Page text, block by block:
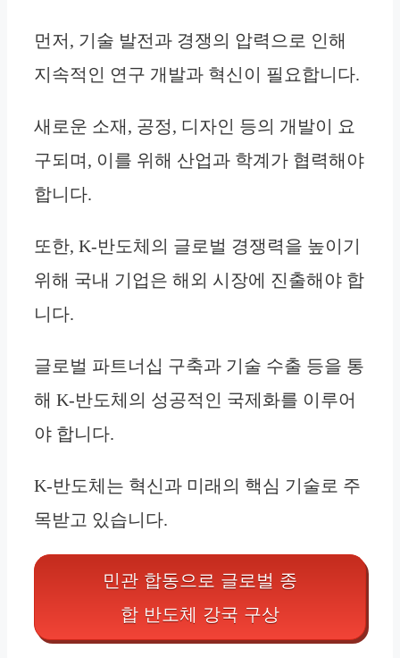
먼저, 기술 발전과 경쟁의 압력으로 인해
지속적인 연구 개발과 혁신이 필요합니다.
새로운 소재, 공정, 디자인 등의 개발이 요
구되며, 이를 위해 산업과 학계가 협력해야
합니다.
또한, K-반도체의 글로벌 경쟁력을 높이기
위해 국내 기업은 해외 시장에 진출해야 합
니다.
글로벌 파트너십 구축과 기술 수출 등을 통
해 K-반도체의 성공적인 국제화를 이루어
야 합니다.
K-반도체는 혁신과 미래의 핵심 기술로 주
목받고 있습니다.
민관 합동으로 글로벌 종
합 반도체 강국 구상